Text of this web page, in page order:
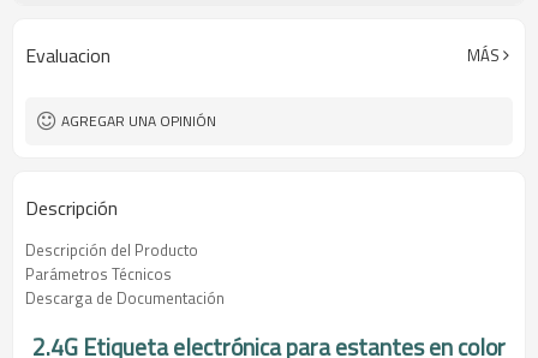
A menos de 30 m (distancia abierta:
50 m)
Evaluacion MÁS
AGREGAR UNA OPINIÓN
Descripción
Descripción del Producto
Parámetros Técnicos
Descarga de Documentación
2.4G Etiqueta electrónica para estantes en color